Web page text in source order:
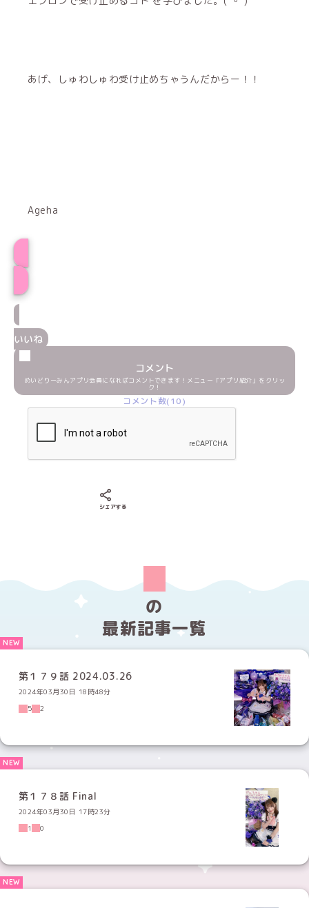
あげ、しゅわしゅわ受け止めちゃうんだからー！！
Ageha
いいね
コメント
めいどりーみんアプリ会員になればコメントできます！メニュー「アプリ紹介」をクリッ
ク！
コメント数(10)
シェアする
の
最新記事一覧
第１７９話 2024.03.26
2024年03月30日 18時48分
5
2
第１７８話 Final
2024年03月30日 17時23分
1
0